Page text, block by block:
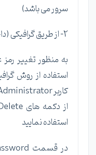
سرور می باشد)
2- از طریق گرافیکی (داخل ویندوز )
استفاده از روش
استفاده نمایید